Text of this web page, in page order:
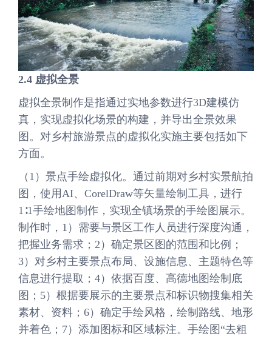
2.4 虚拟全景
虚拟全景制作是指通过实地参数进行3D建模仿
真，实现虚拟化场景的构建，并导出全景效果
图。对乡村旅游景点的虚拟化实施主要包括如下
方面。
（1）景点手绘虚拟化。通过前期对乡村实景航拍
图，使用AI、CorelDraw等矢量绘制工具，进行
1∶1手绘地图制作，实现全镇场景的手绘图展示。
制作时，1）需要与景区工作人员进行深度沟通，
把握业务需求；2）确定景区图的范围和比例；
3）对乡村主要景点布局、设施信息、主题特色等
信息进行提取；4）依据百度、高德地图绘制底
图；5）根据要展示的主要景点和标识物搜集相关
素材、资料；6）确定手绘风格，绘制路线、地形
并着色；7）添加图标和区域标注。手绘图“去粗